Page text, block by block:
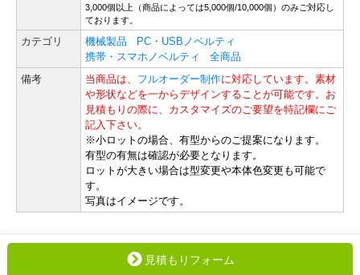
3,000個以上（商品によっては5,000個/10,000個）のみご対応し
ております。
カテゴリ 機械製品
PC・USBノベルティ
携帯・スマホノベルティ
全商品
備考
当商品は、 フルオーダー制作に対応しています。素材
や形状などを一からデザインすることが可能です。お
見積もりの際に、カスタマイズのご要望を特記欄にご
記入下さい。
※小ロットの場合、有型からのご提案になります。
有型の有無は確認が必要となります。
ロットが大きい場合は型変更や本体色変更も可能で
す。
写真はイメージです。
見積もりフォーム